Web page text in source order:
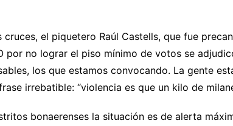
cruces, el piquetero Raúl Castells, que fue
por no lograr el piso mínimo de votos se
los que estamos convocando. La gente
irrebatible: “violencia es que un kilo de
bonaerenses la situación es de alerta